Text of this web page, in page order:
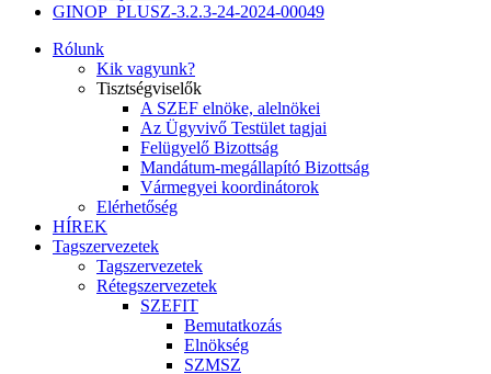
GINOP_PLUSZ-3.2.3-24-2024-00049
Rólunk
Kik vagyunk?
Tisztségviselők
A SZEF elnöke, alelnökei
Az Ügyvivő Testület tagjai
Felügyelő Bizottság
Mandátum-megállapító Bizottság
Vármegyei koordinátorok
Elérhetőség
HÍREK
Tagszervezetek
Tagszervezetek
Rétegszervezetek
SZEFIT
Bemutatkozás
Elnökség
SZMSZ